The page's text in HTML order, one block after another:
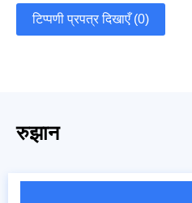
टिप्पणी प्रपत्र दिखाएँ (0)
रुझान